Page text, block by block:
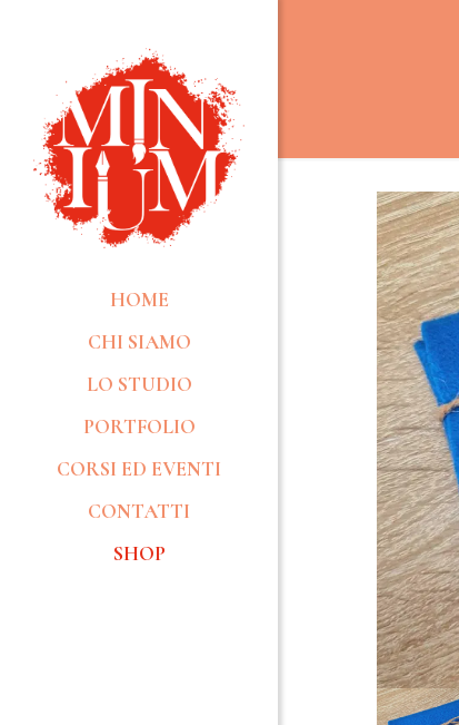
HOME
CHI SIAMO
LO STUDIO
PORTFOLIO
CORSI ED EVENTI
CONTATTI
SHOP